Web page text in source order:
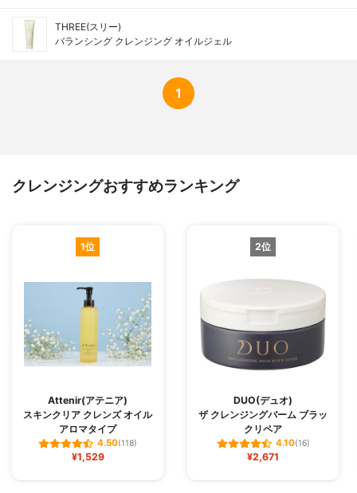
THREE(スリー)
バランシング クレンジング オイルジェル
1
クレンジングおすすめランキング
1位
Attenir(アテニア)
スキンクリア クレンズ オイル
アロマタイプ
4.50(118)
¥1,529
2位
DUO(デュオ)
ザ クレンジングバーム ブラッ
クリペア
4.10(16)
¥2,671